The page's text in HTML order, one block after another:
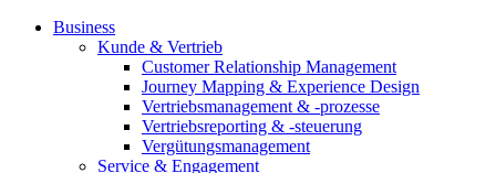
Business
Kunde & Vertrieb
Customer Relationship Management
Journey Mapping & Experience Design
Vertriebsmanagement & -prozesse
Vertriebsreporting & -steuerung
Vergütungsmanagement
Service & Engagement